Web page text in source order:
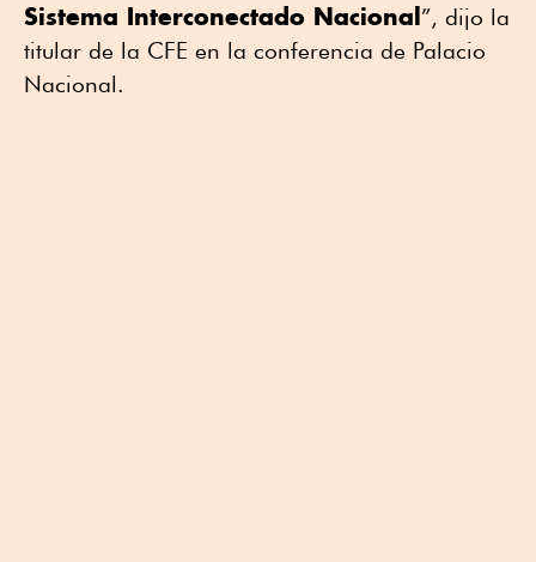
Sistema Interconectado Nacional ”, dijo la
titular de la CFE en la conferencia de Palacio
Nacional.